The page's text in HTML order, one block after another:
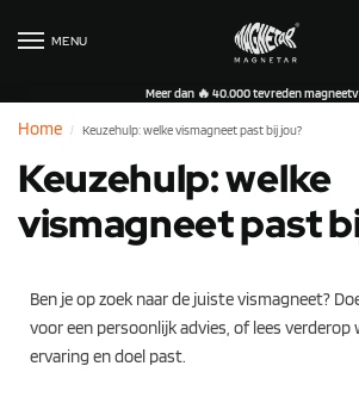
MENU
Meer dan 🔥 40.000 tevreden
Home / Keuzehulp: welke vismagneet past bij jou?
Keuzehulp: welke
vismagneet past
Ben je op zoek naar de juiste vismagneet?
voor een persoonlijk advies, of lees verderop
ervaring en doel past.